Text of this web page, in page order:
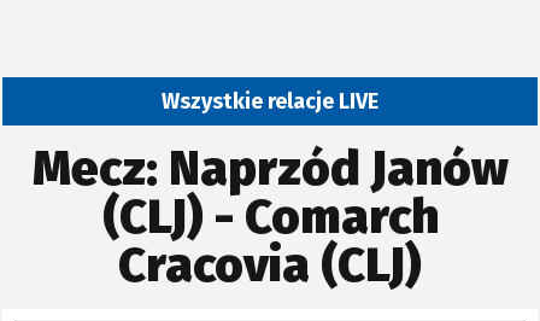
Wszystkie relacje LIVE
Mecz: Naprzód Janów
(CLJ) - Comarch
Cracovia (CLJ)